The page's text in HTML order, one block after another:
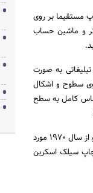
مستقیما بر روی
و ماشین حساب
به صورت
سطوح و اشکال
کامل به سطح
چاپ تامپو با نام‌هایی مانند چاپ بالشتکی Pad printing و یا تامپوگرافی نیز شناخته می‌شود. چاپ تامپو از سال 1970 مورد
سیلک اسکرین